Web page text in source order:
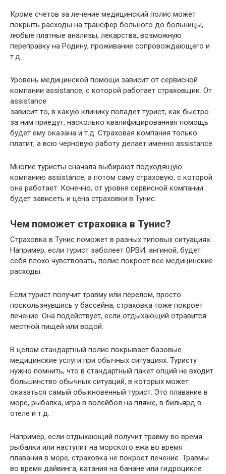
Кроме счетов за лечение медицинский полис может
покрыть расходы на трансфер больного до больницы,
любые платные анализы, лекарства, возможную
переправку на Родину, проживание сопровождающего и
т.д.
Уровень медицинской помощи зависит от сервисной
компании assistance, с которой работает страховщик. От
assistance
зависит то, в какую клинику попадет турист, как быстро
за ним приедут, насколько квалифицированная помощь
будет ему оказана и т.д. Страховая компания только
платит, а всю черновую работу делает именно assistance.
Многие туристы сначала выбирают подходящую
компанию assistance, а потом саму страховую, с которой
она работает. Конечно, от уровня сервисной компании
будет зависеть и цена страховки в Тунис.
Чем поможет страховка в Тунис?
Страховка в Тунис поможет в разных типовых ситуациях.
Например, если турист заболеет ОРВИ, ангиной, будет
себя плохо чувствовать, полис покроет все медицинские
расходы.
Если турист получит травму или перелом, просто
поскользнувшись у бассейна, страховка тоже покроет
лечение. Она подействует, если отдыхающий отравится
местной пищей или водой.
В целом стандартный полис покрывает базовые
медицинские услуги при обычных ситуациях. Туристу
нужно помнить, что в стандартный пакет опций не входит
большинство обычных ситуаций, в которых может
оказаться самый обыкновенный турист. Это плавание в
море, рыбалка, игра в волейбол на пляже, в бильярд в
отеле и т.д.
Например, если отдыхающий получит травму во время
рыбалки или наступит на морского ежа во время
плавания в море, страховка не покроет лечение. Травмы
во время дайвинга, катания на банане или гидроцикле